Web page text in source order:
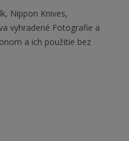
Nippon Knives,
vyhradené Fotografie a
a ich použitie bez